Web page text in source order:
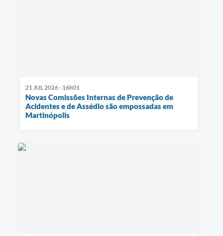
21 JUL 2026 - 16h01
Novas Comissões Internas de Prevenção de
Acidentes e de Assédio são empossadas em
Martinópolis